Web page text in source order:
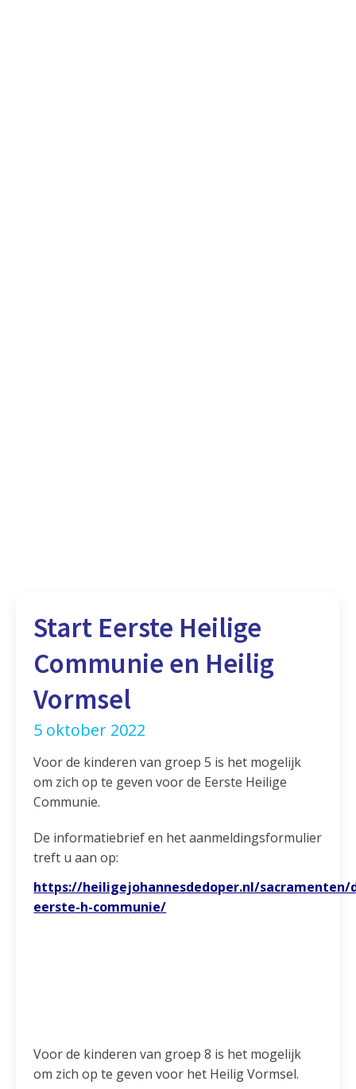
Start Eerste Heilige
Communie en Heilig
Vormsel
5 oktober 2022
Voor de kinderen van groep 5 is het mogelijk
om zich op te geven voor de Eerste Heilige
Communie.
De informatiebrief en het aanmeldingsformulier
treft u aan op:
https://heiligejohannesdedoper.nl/sacramenten/
eerste-h-communie/
Voor de kinderen van groep 8 is het mogelijk
om zich op te geven voor het Heilig Vormsel.